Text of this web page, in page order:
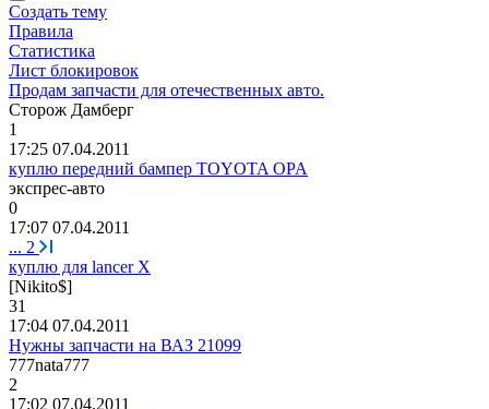
Создать тему
Правила
Статистика
Лист блокировок
Продам запчасти для отечественных авто.
Сторож Дамберг
1
17:25 07.04.2011
куплю передний бампер TOYOTA OPA
экспрес-авто
0
17:07 07.04.2011
... 2
куплю для lancer X
[Nikito$]
31
17:04 07.04.2011
Нужны запчасти на ВАЗ 21099
777nata777
2
17:02 07.04.2011